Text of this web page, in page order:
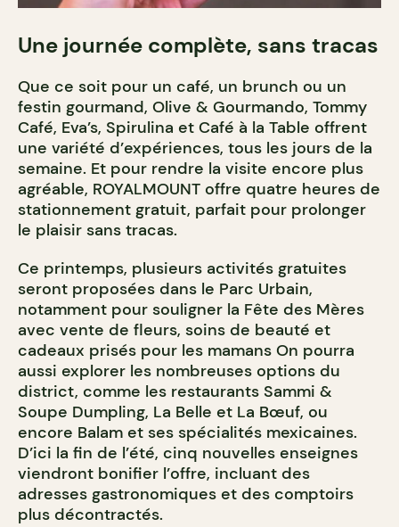
Une journée complète, sans tracas
Que ce soit pour un café, un brunch ou un
festin gourmand, Olive & Gourmando, Tommy
Café, Eva’s, Spirulina et Café à la Table offrent
une variété d’expériences, tous les jours de la
semaine. Et pour rendre la visite encore plus
agréable, ROYALMOUNT offre quatre heures de
stationnement gratuit, parfait pour prolonger
le plaisir sans tracas.
Ce printemps, plusieurs activités gratuites
seront proposées dans le Parc Urbain,
notamment pour souligner la Fête des Mères
avec vente de fleurs, soins de beauté et
cadeaux prisés pour les mamans On pourra
aussi explorer les nombreuses options du
district, comme les restaurants Sammi &
Soupe Dumpling, La Belle et La Bœuf, ou
encore Balam et ses spécialités mexicaines.
D’ici la fin de l’été, cinq nouvelles enseignes
viendront bonifier l’offre, incluant des
adresses gastronomiques et des comptoirs
plus décontractés.